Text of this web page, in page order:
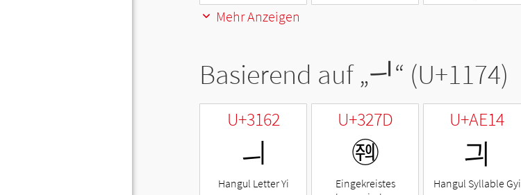
Mehr Anzeigen
Basierend auf „ᅴ“ (U+1174)
U+3162
ㅢ
Hangul Letter Yi
U+327D
㉽
Eingekreistes
U+AE14
긔
Hangul Syllable Gyi